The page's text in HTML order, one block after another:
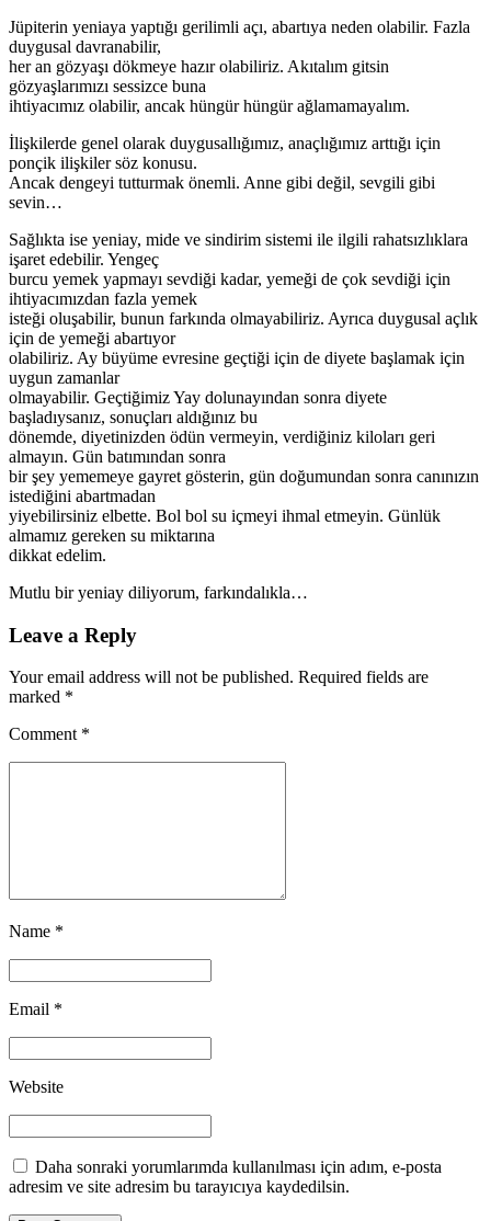
Jüpiterin yeniaya yaptığı gerilimli açı, abartıya neden olabilir. Fazla
duygusal davranabilir,
her an gözyaşı dökmeye hazır olabiliriz. Akıtalım gitsin
gözyaşlarımızı sessizce buna
ihtiyacımız olabilir, ancak hüngür hüngür ağlamamayalım.
İlişkilerde genel olarak duygusallığımız, anaçlığımız arttığı için
ponçik ilişkiler söz konusu.
Ancak dengeyi tutturmak önemli. Anne gibi değil, sevgili gibi
sevin…
Sağlıkta ise yeniay, mide ve sindirim sistemi ile ilgili rahatsızlıklara
işaret edebilir. Yengeç
burcu yemek yapmayı sevdiği kadar, yemeği de çok sevdiği için
ihtiyacımızdan fazla yemek
isteği oluşabilir, bunun farkında olmayabiliriz. Ayrıca duygusal açlık
için de yemeği abartıyor
olabiliriz. Ay büyüme evresine geçtiği için de diyete başlamak için
uygun zamanlar
olmayabilir. Geçtiğimiz Yay dolunayından sonra diyete
başladıysanız, sonuçları aldığınız bu
dönemde, diyetinizden ödün vermeyin, verdiğiniz kiloları geri
almayın. Gün batımından sonra
bir şey yememeye gayret gösterin, gün doğumundan sonra canınızın
istediğini abartmadan
yiyebilirsiniz elbette. Bol bol su içmeyi ihmal etmeyin. Günlük
almamız gereken su miktarına
dikkat edelim.
Mutlu bir yeniay diliyorum, farkındalıkla…
Leave a Reply
Your email address will not be published. Required fields are
marked *
Comment *
Name *
Email *
Website
Daha sonraki yorumlarımda kullanılması için adım, e-posta
adresim ve site adresim bu tarayıcıya kaydedilsin.